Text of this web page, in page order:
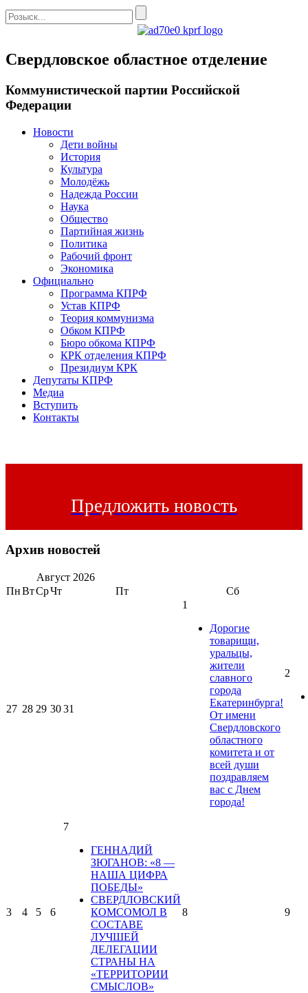
Свердловское областное отделение
Коммунистической партии Российской
Федерации
Новости
Дети войны
История
Культура
Молодёжь
Надежда России
Наука
Общество
Партийная жизнь
Политика
Рабочий фронт
Экономика
Официально
Программа КПРФ
Устав КПРФ
Теория коммунизма
Обком КПРФ
Бюро обкома КПРФ
КРК отделения КПРФ
Президиум КРК
Депутаты КПРФ
Медиа
Вступить
Контакты
Предложить новость
Архив новостей
Август 2026
ПнВтСрЧт Пт Сб
27 28 29 3031
1
Дорогие
товарищи,
уральцы,
жители
славного
города
Екатеринбурга!
От имени
Свердловского
областного
комитета и от
всей души
поздравляем
вас с Днем
города!
2
3 4 5 6
7
ГЕННАДИЙ
ЗЮГАНОВ: «8 —
НАША ЦИФРА
ПОБЕДЫ»
СВЕРДЛОВСКИЙ
КОМСОМОЛ В
СОСТАВЕ
ЛУЧШЕЙ
ДЕЛЕГАЦИИ
СТРАНЫ НА
«ТЕРРИТОРИИ
СМЫСЛОВ»
8 9